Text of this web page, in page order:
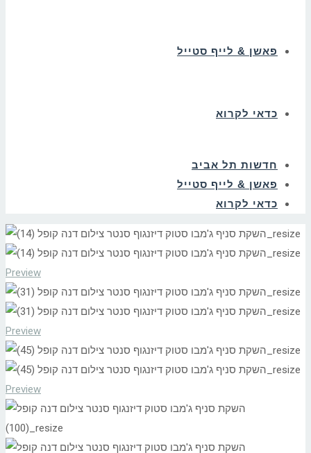
פאשן & לייף סטייל
כדאי לקרוא
חדשות תל אביב
פאשן & לייף סטייל
כדאי לקרוא
Preview
Preview
Preview